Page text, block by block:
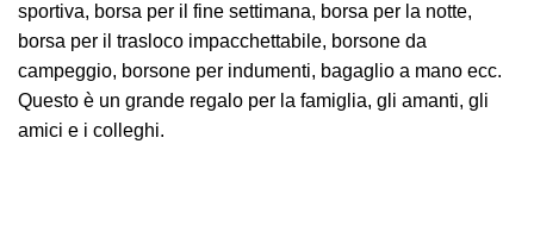
sportiva, borsa per il fine settimana, borsa per la notte,
borsa per il trasloco impacchettabile, borsone da
campeggio, borsone per indumenti, bagaglio a mano ecc.
Questo è un grande regalo per la famiglia, gli amanti, gli
amici e i colleghi.